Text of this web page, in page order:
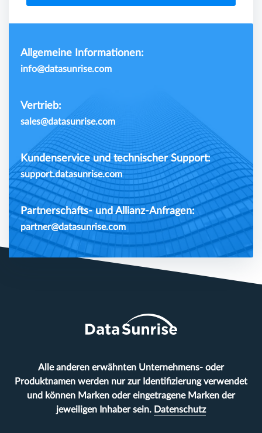
Allgemeine Informationen:
info@datasunrise.com
Vertrieb:
sales@datasunrise.com
Kundenservice und technischer Support:
support.datasunrise.com
Partnerschafts- und Allianz-Anfragen:
partner@datasunrise.com
Alle anderen erwähnten Unternehmens- oder
Produktnamen werden nur zur Identifizierung verwendet
und können Marken oder eingetragene Marken der
jeweiligen Inhaber sein. Datenschutz